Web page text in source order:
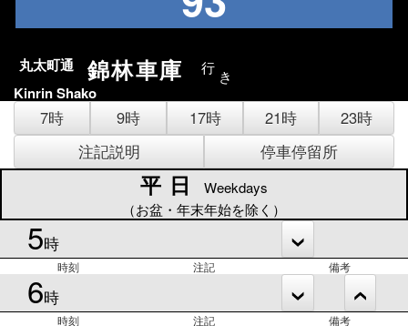
丸太町通 錦林車庫 行 き
Kinrin Shako
7時 9時 17時 21時
23時
注記説明
停車停留所
平日
Weekdays
（お盆・年末年始を除く）
5時
時刻 注記 備考
6時
時刻 注記 備考